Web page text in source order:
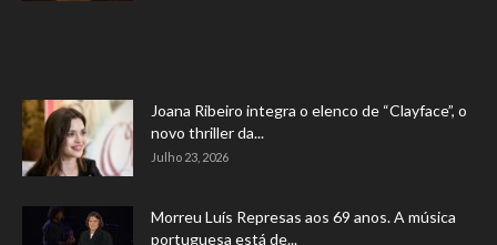
Joana Ribeiro integra o elenco de “Clayface”, o
novo thriller da...
Julho 23, 2026
Morreu Luís Represas aos 69 anos. A música
portuguesa está de...